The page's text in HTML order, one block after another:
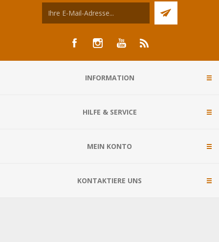
INFORMATION
HILFE & SERVICE
MEIN KONTO
KONTAKTIERE UNS